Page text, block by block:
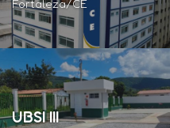
Fortaleza/CE
UBSI III